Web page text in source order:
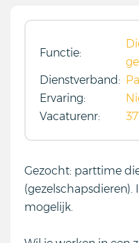
Functie:
Dienstverband:
Ervaring:
Vacaturenr:
Gezocht: parttime
(gezelschapsdieren).
mogelijk.